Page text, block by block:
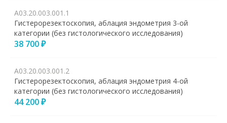
А03.20.003.001.1
Гистерорезектоскопия, аблация эндометрия 3-ой
категории (без гистологического исследования)
38 700 ₽
А03.20.003.001.2
Гистерорезектоскопия, аблация эндометрия 4-ой
категории (без гистологического исследования)
44 200 ₽